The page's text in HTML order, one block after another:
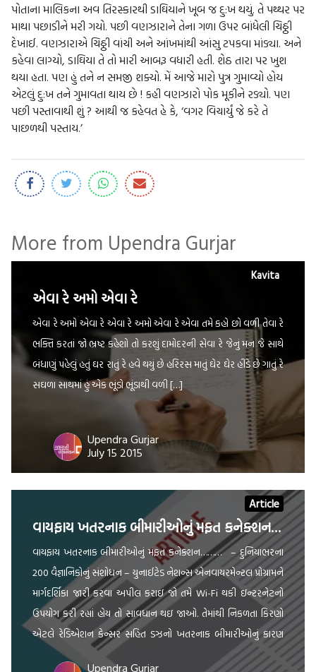
પોતાના માલિકના અવ તિરસ્કારથી ડાઘિયાને ખૂબ જ દુ:ખ થયું. તે પથ્થર પર
માથા પછાડીને મરી ગયો. પછી વણઝારાને તેના ગળા ઉપર બાંધેલી ચિઠ્ઠી
દેખાઈ. વણઝારાએ ચિઠ્ઠી વાંચી અને આંખમાંથી આંસુ ટપકવા માંડ્યા. અને
કહેવા લાગ્યો, ડાઘિયા તે તો મારી આબરૂ વધારી હતી. શેઠ તારા પર ખુશ
થયા હતા. પણ હું તને ન સમજી શક્યો. મેં આજે મારો પુત્ર ગુમાવ્યો હોય
એટલું દુ:ખ તને ગુમાવતા થાય છે ! કહી વણઝારો પોક મૂકીને રડ્યો. પણ
પછી પસ્તાવાથી શું ? આથી જ કહેવત હે કે, ‘વગર વિચાર્યું જે કરે તે
પાછળથી પસ્તાય.’
More from Upendra Gurjar
Kavita
એવા રે અમો એવા રે
એવા રે અમો એવા રે એવા રે અમો એવા રે એવા તમે કહો છો વળી તેવા રે
ભક્તિ કરતાં જો ભ્રષ્ટ કહેશો તો કરશું દામોદરની સેવા રે જેનું મન જે સાથે
બંધાણું પહેલું હતું ઘર રાતું રે હવે થયું છે હરિરસ માતું ઘેર ઘેર હીંડે છે ગાતું રે
સઘળા સાથમાં હું એક ભૂંડો ભૂંડાથી વળી […]
Upendra Gurjar
July 15 2015
Article
વાયફાય ખતરનાક બીમારીઓનું મફત કનેક્શન………
વાયફાય ખતરનાક બીમારીઓનું મફત કનેક્શન……… – દુનિયાભરના
200 વૈજ્ઞાનિકોનું સંશોધન – યુનાઈટેડ નેશન્સ એનવાયરમેન્ટલ પ્રોગ્રામને
માર્ગદર્શિકા જારી કરવા અપીલ કરાઇ જો તમે Wi-Fi થકી ઇન્ટરનેટનો
ઉપયોગ કરી રહ્યાં હોય તો સાવધાન થઇ જાઓ. તેમાંથી નિકળતા કિરણો
એટલે રેડિએશન કેન્સર સહિત ડઝનો ખતરનાક બીમારીઓનું કારણ
બની રહ્યું છે. દુનિયાભરના 200થી વધારે વૈજ્ઞાનિકોએ સંશોધનમાં દાવો
Upendra Gurjar